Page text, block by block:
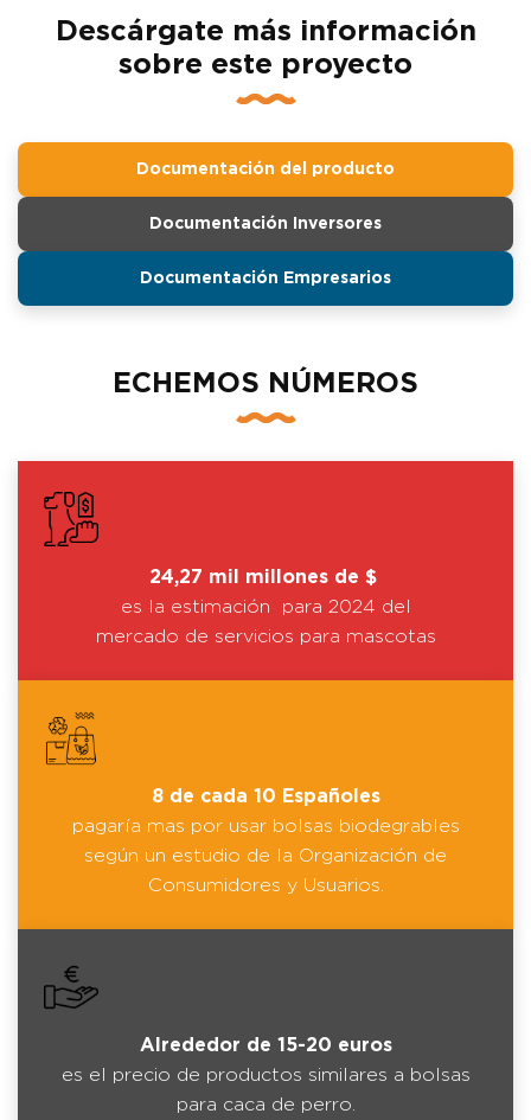
Descárgate más información
sobre este proyecto
Documentación del producto
Documentación Inversores
Documentación Empresarios
ECHEMOS NÚMEROS
24,27 mil millones de $
es la estimación para 2024 del
mercado de servicios para mascotas
8 de cada 10 Españoles
pagaría mas por usar bolsas biodegrables
según un estudio de la Organización de
Consumidores y Usuarios.
Alrededor de 15-20 euros
es el precio de productos similares a bolsas
para caca de perro.